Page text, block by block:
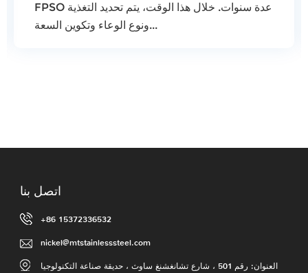
FPSO عدة سنوات. خلال هذا الوقت، يتم تحديد التغذية
ونوع الوعاء وتكوين السعة...
اتصل بنا
+86 15372336532
nickel@mtstainlesssteel.com
العنوان: رقم 501 ، شارع تشانغشنغ ساوث ، حديقة صناعة التكنولوجيا